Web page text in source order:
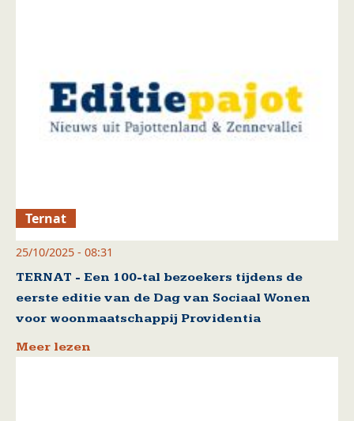
Ternat
25/10/2025 - 08:31
TERNAT - Een 100-tal bezoekers tijdens de
eerste editie van de Dag van Sociaal Wonen
voor woonmaatschappij Providentia
Meer lezen